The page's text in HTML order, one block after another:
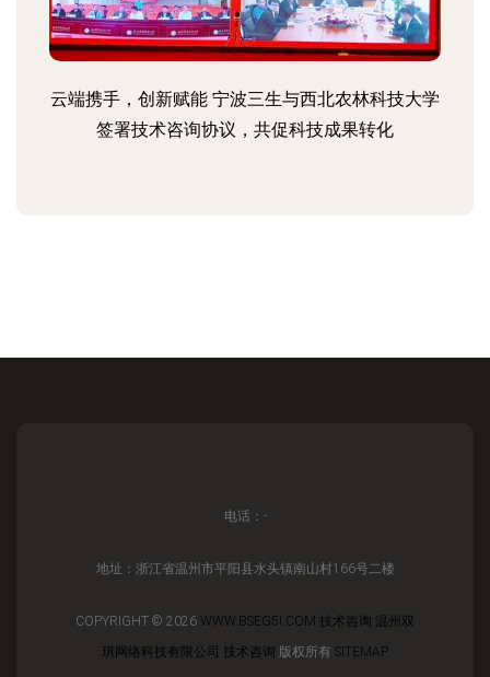
云端携手，创新赋能 宁波三生与西北农林科技大学
签署技术咨询协议，共促科技成果转化
电话：-
地址：浙江省温州市平阳县水头镇南山村166号二楼
COPYRIGHT © 2026 WWW.BSEG5I.COM 技术咨询 温州双
琪网络科技有限公司 技术咨询 版权所有 SITEMAP